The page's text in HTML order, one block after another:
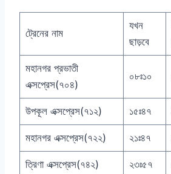
ট্রেনের নাম
যখন
ছাড়বে
মহানগর প্রভাতী
এক্সপ্রেস(৭০৪)
০৮ঃ১০
উপকূল এক্সপ্রেস(৭১২) ১৫ঃ৪৭
মহানগর এক্সপ্রেস(৭২২) ২১ঃ৪৭
ত্রিণা এক্সপ্রেস(৭৪২) ২৩ঃ৫৭